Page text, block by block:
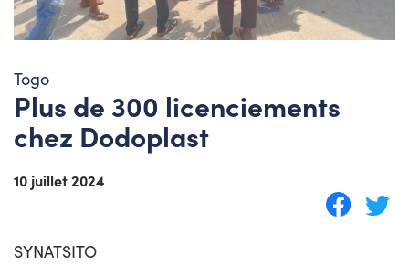
Togo
Plus de 300 licenciements
chez Dodoplast
10 juillet 2024
SYNATSITO